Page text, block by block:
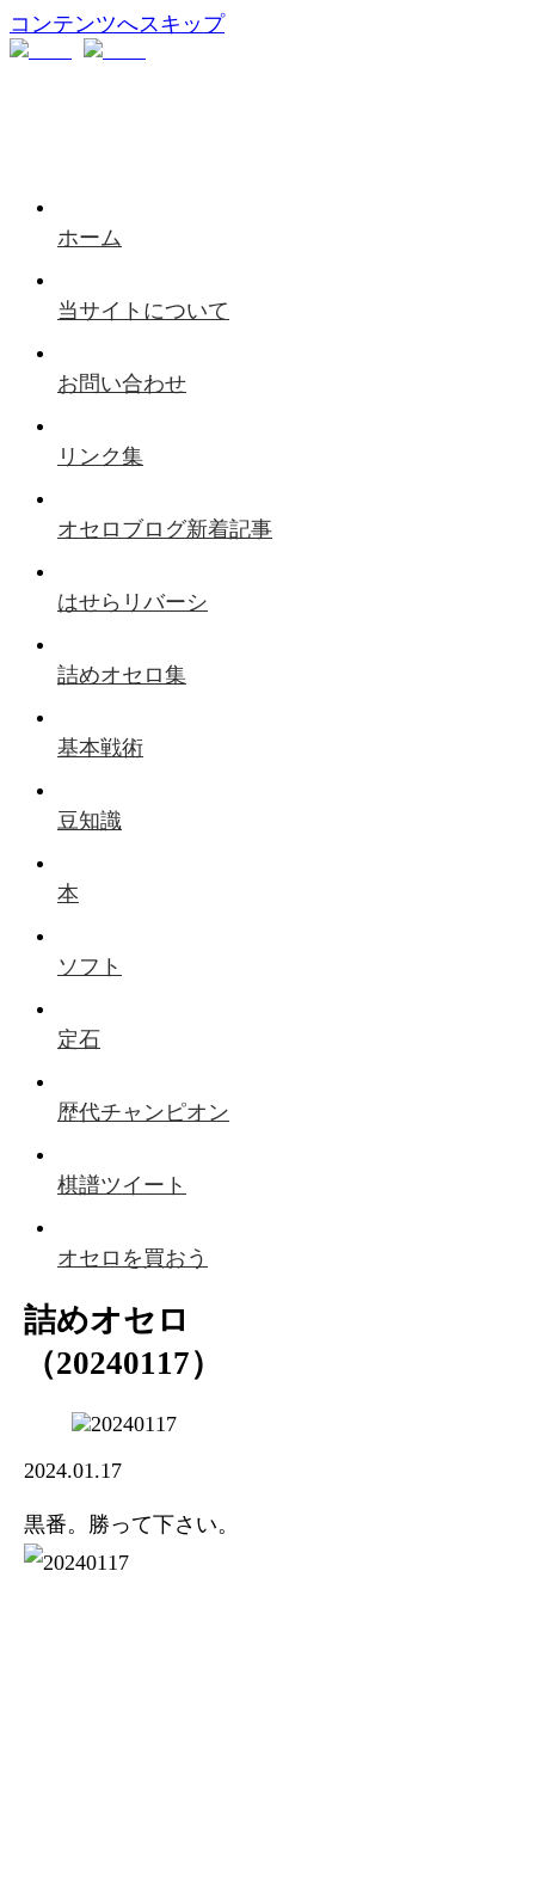
コンテンツへスキップ
ホーム
当サイトについて
お問い合わせ
リンク集
オセロブログ新着記事
はせらリバーシ
詰めオセロ集
基本戦術
豆知識
本
ソフト
定石
歴代チャンピオン
棋譜ツイート
オセロを買おう
詰めオセロ
（20240117）
2024.01.17
黒番。勝って下さい。